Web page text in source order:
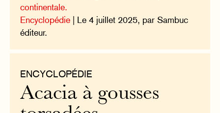
continentale.
Encyclopédie | Le 4 juillet 2025, par Sambuc
éditeur.
ENCYCLOPÉDIE
Acacia à gousses